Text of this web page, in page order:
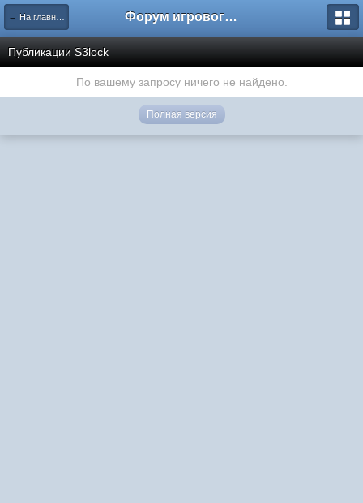
← На главную Форум игрового проекта Riverrise
Публикации S3lock
По вашему запросу ничего не найдено.
Полная версия